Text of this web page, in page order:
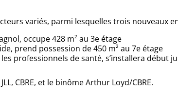
variés, parmi lesquelles trois nouveaux
occupe 428 m² au 3e étage
prend possession de 450 m² au 7e étage
professionnels de santé, s’installera début
CBRE, et le binôme Arthur Loyd/CBRE.